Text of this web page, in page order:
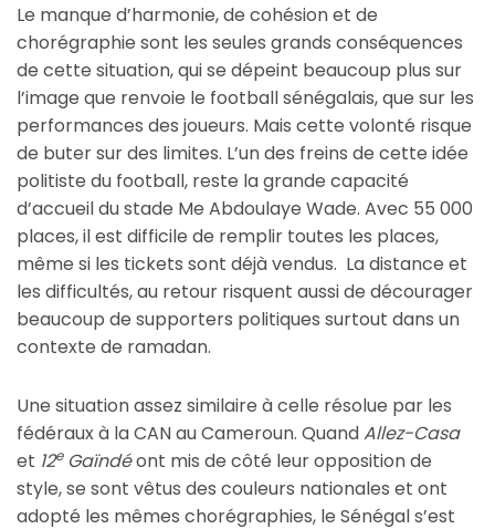
Le manque d’harmonie, de cohésion et de
chorégraphie sont les seules grands conséquences
de cette situation, qui se dépeint beaucoup plus sur
l’image que renvoie le football sénégalais, que sur les
performances des joueurs. Mais cette volonté risque
de buter sur des limites. L’un des freins de cette idée
politiste du football, reste la grande capacité
d’accueil du stade Me Abdoulaye Wade. Avec 55 000
places, il est difficile de remplir toutes les places,
même si les tickets sont déjà vendus. La distance et
les difficultés, au retour risquent aussi de décourager
beaucoup de supporters politiques surtout dans un
contexte de ramadan.
Une situation assez similaire à celle résolue par les
fédéraux à la CAN au Cameroun. QuandAllez-Casa
et 12eGaïndéont mis de côté leur opposition de
style, se sont vêtus des couleurs nationales et ont
adopté les mêmes chorégraphies, le Sénégal s’est